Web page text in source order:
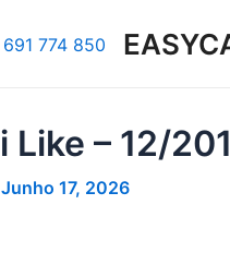
– 12/
Junho 17, 2026